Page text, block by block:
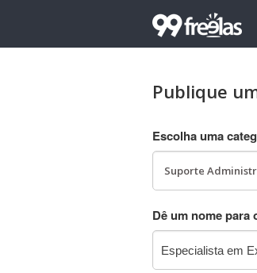
Publique
Escolha uma
Dê um nome para